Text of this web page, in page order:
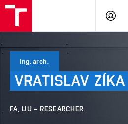
LOG
Ing. arch.
VRATISLAV ZÍKA
FA, UU – RESEARCHER